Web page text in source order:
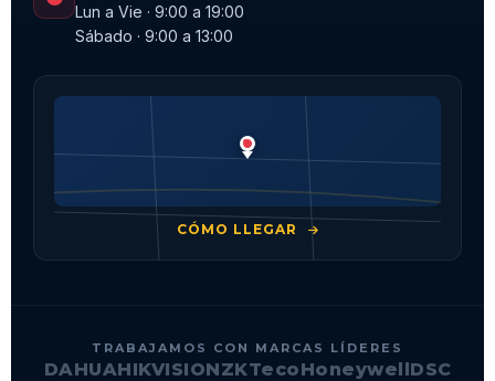
Lun a Vie · 9:00 a 19:00
Sábado · 9:00 a 13:00
CÓMO LLEGAR
TRABAJAMOS CON MARCAS LÍDERES
DAHUAHIKVISIONZKTecoHoneywellDSC